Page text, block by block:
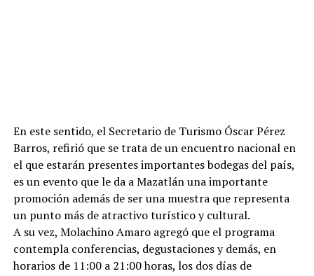
En este sentido, el Secretario de Turismo Óscar Pérez
Barros, refirió que se trata de un encuentro nacional en
el que estarán presentes importantes bodegas del país,
es un evento que le da a Mazatlán una importante
promoción además de ser una muestra que representa
un punto más de atractivo turístico y cultural.
A su vez, Molachino Amaro agregó que el programa
contempla conferencias, degustaciones y demás, en
horarios de 11:00 a 21:00 horas, los dos días de